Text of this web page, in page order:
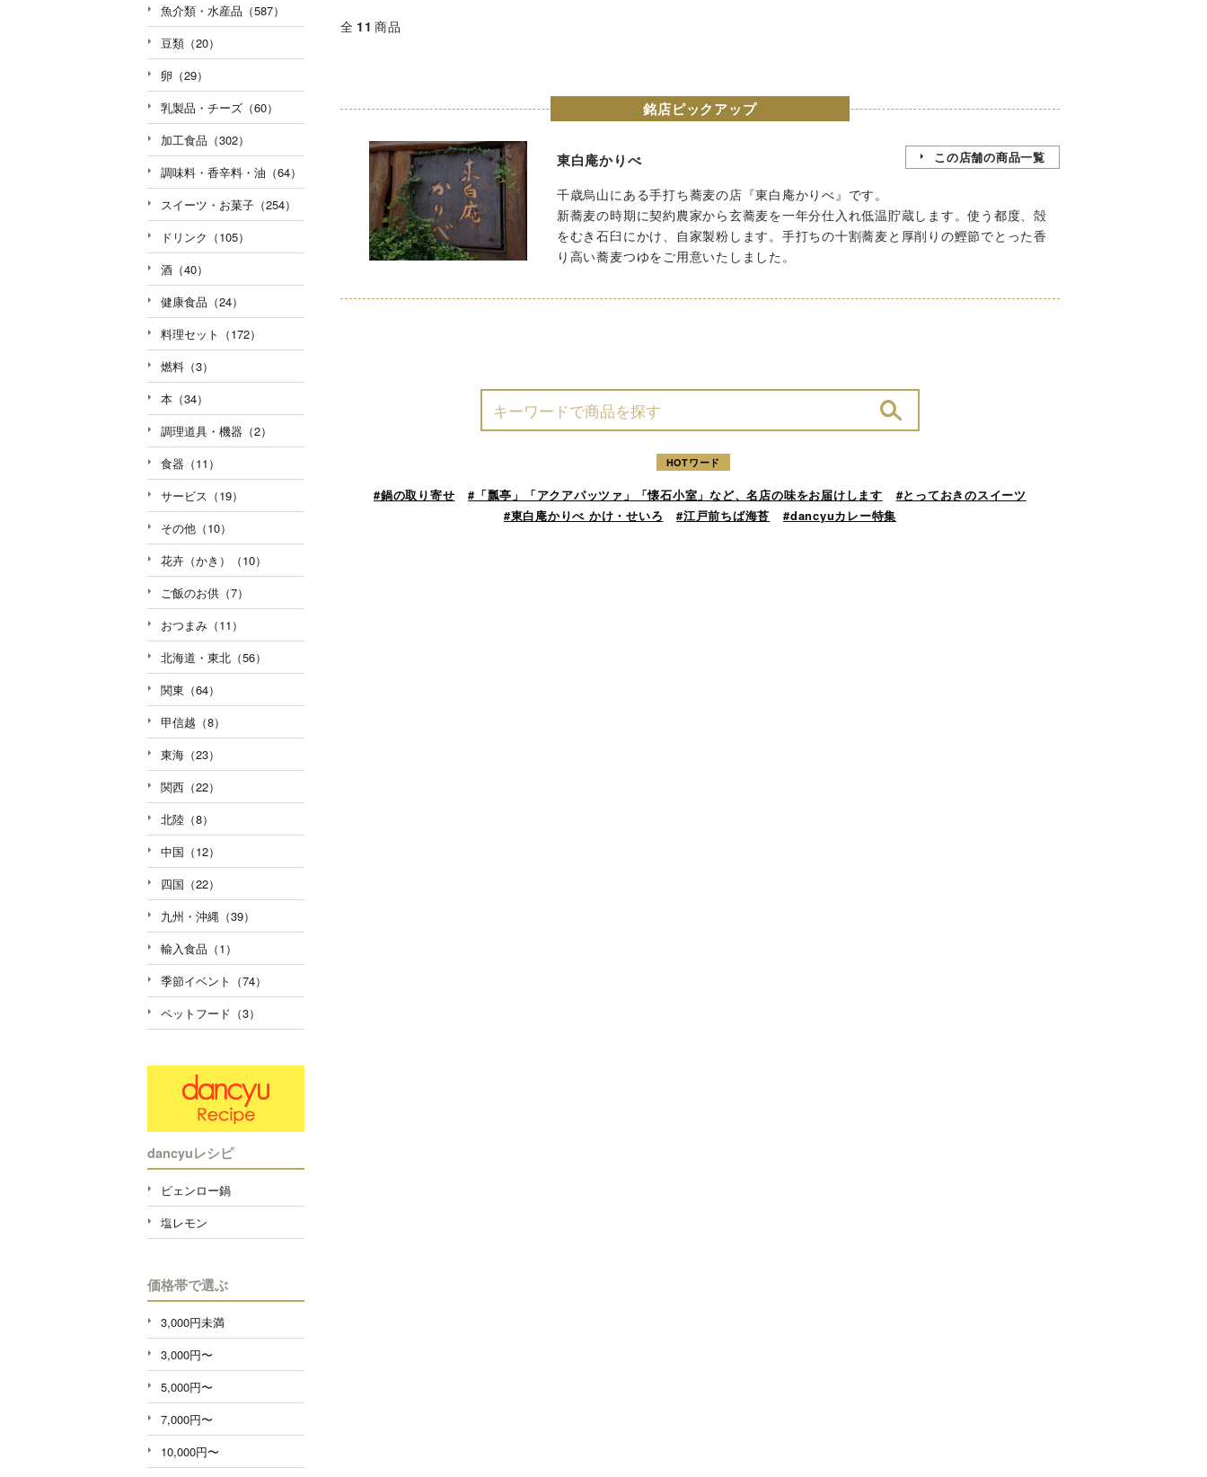
全 11 商品
銘店ピックアップ
東白庵かりべ この店舗の商品一覧
千歳烏山にある手打ち蕎麦の店『東白庵かりべ』です。
新蕎麦の時期に契約農家から玄蕎麦を一年分仕入れ低温貯蔵します。使う都度、殻
をむき石臼にかけ、自家製粉します。手打ちの十割蕎麦と厚削りの鰹節でとった香
り高い蕎麦つゆをご用意いたしました。
HOTワード
#鍋の取り寄せ #「瓢亭」「アクアパッツァ」「懐石小室」など、名店の味をお届けします
#とっておきのスイーツ
#東白庵かりべ かけ・せいろ
#江戸前ちば海苔 #dancyuカレー特集
魚介類・水産品（587）
豆類（20）
卵（29）
乳製品・チーズ（60）
加工食品（302）
調味料・香辛料・油（64）
スイーツ・お菓子（254）
ドリンク（105）
酒（40）
健康食品（24）
料理セット（172）
燃料（3）
本（34）
調理道具・機器（2）
食器（11）
サービス（19）
その他（10）
花卉（かき）（10）
ご飯のお供（7）
おつまみ（11）
北海道・東北（56）
関東（64）
甲信越（8）
東海（23）
関西（22）
北陸（8）
中国（12）
四国（22）
九州・沖縄（39）
輸入食品（1）
季節イベント（74）
ペットフード（3）
dancyuレシピ
ピェンロー鍋
塩レモン
価格帯で選ぶ
3,000円未満
3,000円〜
5,000円〜
7,000円〜
10,000円〜